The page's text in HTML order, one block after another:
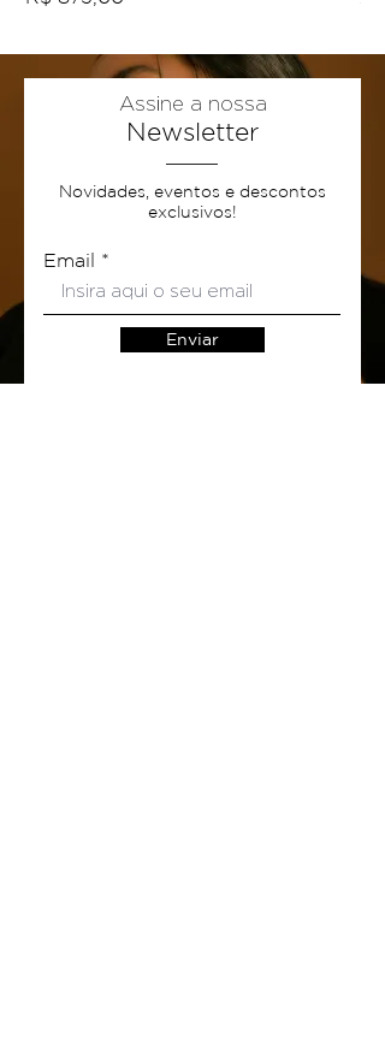
Assine a nossa
Newsletter
Novidades, eventos e descontos
exclusivos!
Email
Enviar